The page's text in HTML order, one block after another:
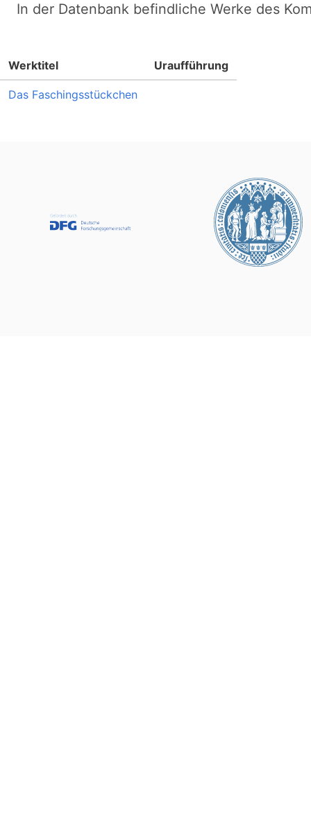
In der Datenbank befindliche Werke des
Werktitel Uraufführung
Das Faschingsstückchen